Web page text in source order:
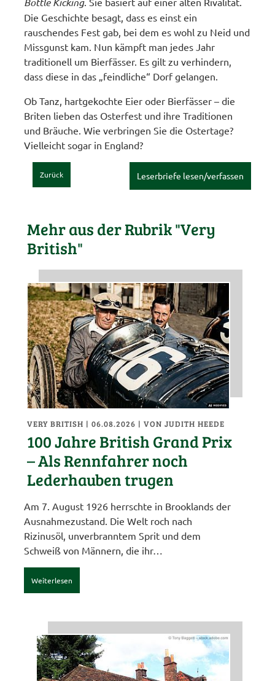
Die Geschichte besagt, dass es einst ein
rauschendes Fest gab, bei dem es wohl zu Neid und
Missgunst kam. Nun kämpft man jedes Jahr
traditionell um Bierfässer. Es gilt zu verhindern,
dass diese in das „feindliche“ Dorf gelangen.
Ob Tanz, hartgekochte Eier oder Bierfässer – die
Briten lieben das Osterfest und ihre Traditionen
und Bräuche. Wie verbringen Sie die Ostertage?
Vielleicht sogar in England?
Zurück Leserbriefe lesen/verfassen
Mehr aus der Rubrik "Very
British"
VERY BRITISH | 06.08.2026 |VON JUDITH HEEDE
100 Jahre British Grand Prix
– Als Rennfahrer noch
Lederhauben trugen
Am 7. August 1926 herrschte in Brooklands der
Ausnahmezustand. Die Welt roch nach
Rizinusöl, unverbranntem Sprit und dem
Schweiß von Männern, die ihr…
Weiterlesen